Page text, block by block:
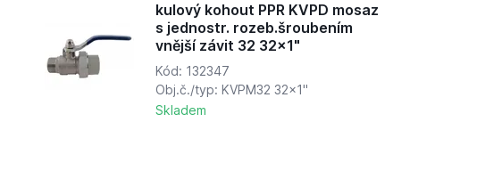
kulový kohout PPR KVPD mosaz
s jednostr. rozeb.šroubením
vnější závit 32 32x1"
Kód: 132347
Obj.č./typ: KVPM32 32x1"
Skladem